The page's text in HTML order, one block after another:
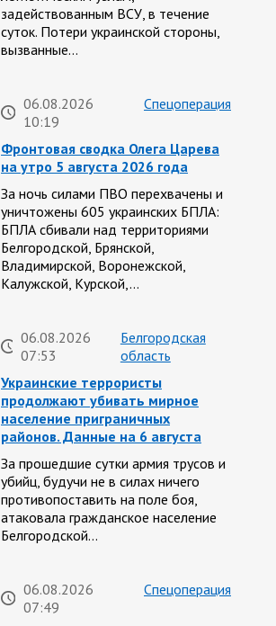
задействованным ВСУ, в течение
суток. Потери украинской стороны,
вызванные…
06.08.2026
10:19
Спецоперация
Фронтовая сводка Олега Царева
на утро 5 августа 2026 года
За ночь силами ПВО перехвачены и
уничтожены 605 украинских БПЛА:
БПЛА сбивали над территориями
Белгородской, Брянской,
Владимирской, Воронежской,
Калужской, Курской,…
06.08.2026
07:53
Белгородская
область
Украинские террористы
продолжают убивать мирное
население приграничных
районов. Данные на 6 августа
За прошедшие сутки армия трусов и
убийц, будучи не в силах ничего
противопоставить на поле боя,
атаковала гражданское население
Белгородской…
06.08.2026
07:49
Спецоперация